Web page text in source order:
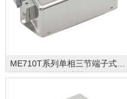
ME710T系列单相三节端子式电
源滤波器